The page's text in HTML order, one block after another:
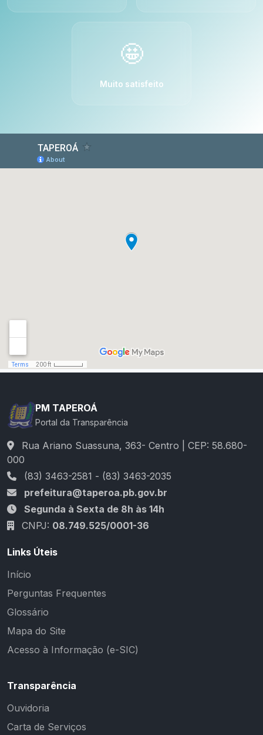
🤩
Muito satisfeito
PM TAPEROÁ
Portal da Transparência
Rua Ariano Suassuna, 363- Centro | CEP: 58.680-
000
(83) 3463-2581 - (83) 3463-2035
prefeitura@taperoa.pb.gov.br
Segunda à Sexta de 8h às 14h
CNPJ: 08.749.525/0001-36
Links Úteis
Início
Perguntas Frequentes
Glossário
Mapa do Site
Acesso à Informação (e-SIC)
Transparência
Ouvidoria
Carta de Serviços